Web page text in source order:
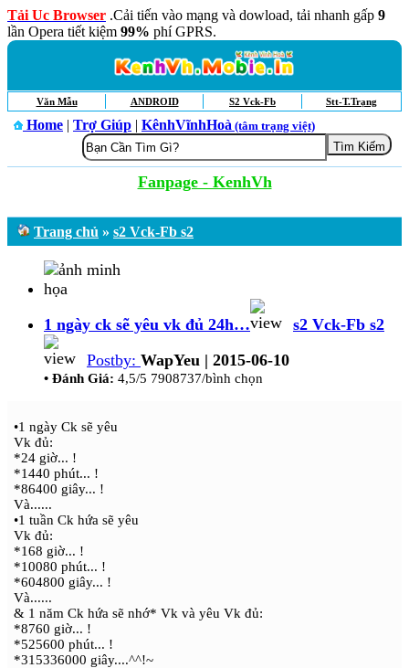
Tải Uc Browser .Cải tiến vào mạng và dowload, tải nhanh gấp 9
lần Opera tiết kiệm 99% phí GPRS.
Văn Mẫu ANDROID S2 Vck-Fb Stt-T.Trạng
Home | Trợ Giúp | KênhVĩnhHoà (tâm trạng việt)
Fanpage - KenhVh
Trang chủ » s2 Vck-Fb s2
1 ngày ck sẽ yêu vk đủ 24h…
s2 Vck-Fb s2
Postby: WapYeu | 2015-06-10
• Đánh Giá: 4,5/5 7908737/bình chọn
•1 ngày Ck sẽ yêu
Vk đủ:
*24 giờ... !
*1440 phút... !
*86400 giây... !
Và......
•1 tuần Ck hứa sẽ yêu
Vk đủ:
*168 giờ... !
*10080 phút... !
*604800 giây... !
Và......
& 1 năm Ck hứa sẽ nhớ* Vk và yêu Vk đủ:
*8760 giờ... !
*525600 phút... !
*315336000 giây....^^!~